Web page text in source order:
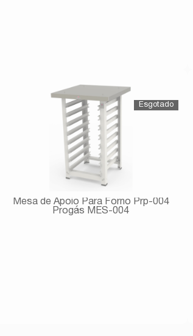
Avise-me
Mesa de Apoio Para Forno Prp-004
Progás MES-004